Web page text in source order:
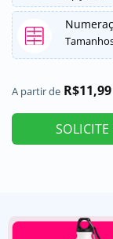
A partir de R$11,99